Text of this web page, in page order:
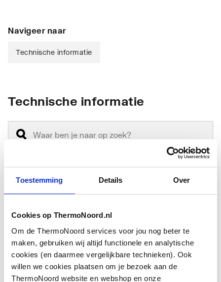
Toestemming Details Over
Cookies op ThermoNoord.nl
Om de ThermoNoord services voor jou nog beter te
maken, gebruiken wij altijd functionele en analytische
cookies (en daarmee vergelijkbare technieken). Ook
willen we cookies plaatsen om je bezoek aan de
ThermoNoord website en webshop en onze
Navigeer naar
Technische informatie
Technische informatie
Voor tapwater Nee
Inhoud 800
Voordruk 0
Toon meer